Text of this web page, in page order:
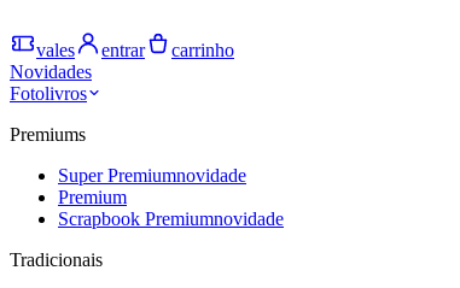
vales entrar
carrinho
Novidades
Fotolivros
Premiums
Super Premiumnovidade
Premium
Scrapbook Premiumnovidade
Tradicionais